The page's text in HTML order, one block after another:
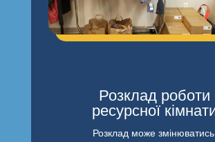
Розклад роботи
ресурсної
Розклад може змінюватись.